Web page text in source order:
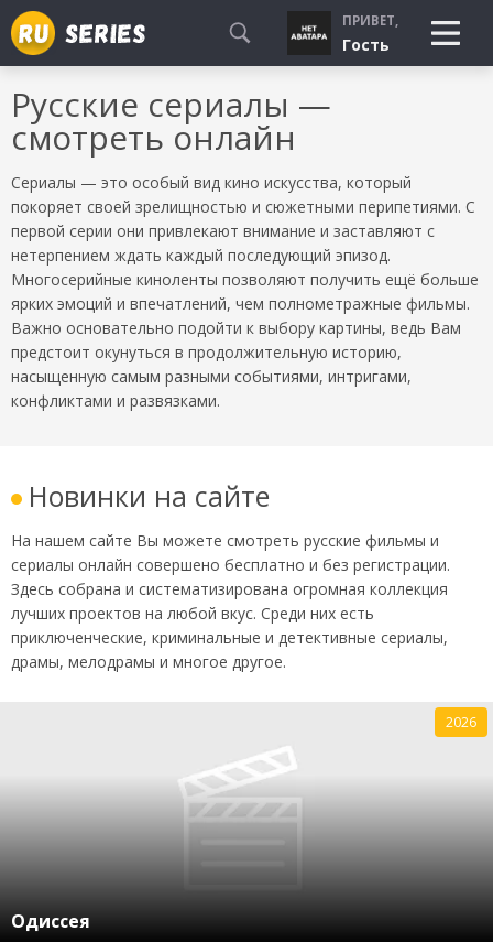
СМОТРЮ
БУДУ СМОТРЕТЬ
УЖЕ СМОТРЕЛ
ПРИВЕТ,
Гость
Русские сериалы —
смотреть онлайн
Сериалы — это особый вид кино искусства, который
покоряет своей зрелищностью и сюжетными перипетиями. С
первой серии они привлекают внимание и заставляют с
нетерпением ждать каждый последующий эпизод.
Многосерийные киноленты позволяют получить ещё больше
ярких эмоций и впечатлений, чем полнометражные фильмы.
Важно основательно подойти к выбору картины, ведь Вам
предстоит окунуться в продолжительную историю,
насыщенную самым разными событиями, интригами,
конфликтами и развязками.
Новинки на сайте
На нашем сайте Вы можете смотреть русские фильмы и
сериалы онлайн совершено бесплатно и без регистрации.
Здесь собрана и систематизирована огромная коллекция
лучших проектов на любой вкус. Среди них есть
приключенческие, криминальные и детективные сериалы,
драмы, мелодрамы и многое другое.
Одиссея
2026